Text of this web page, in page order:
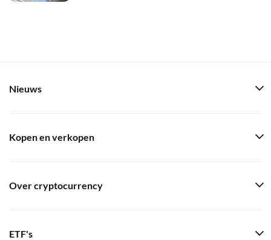
Nieuws
Kopen en verkopen
Over cryptocurrency
ETF's